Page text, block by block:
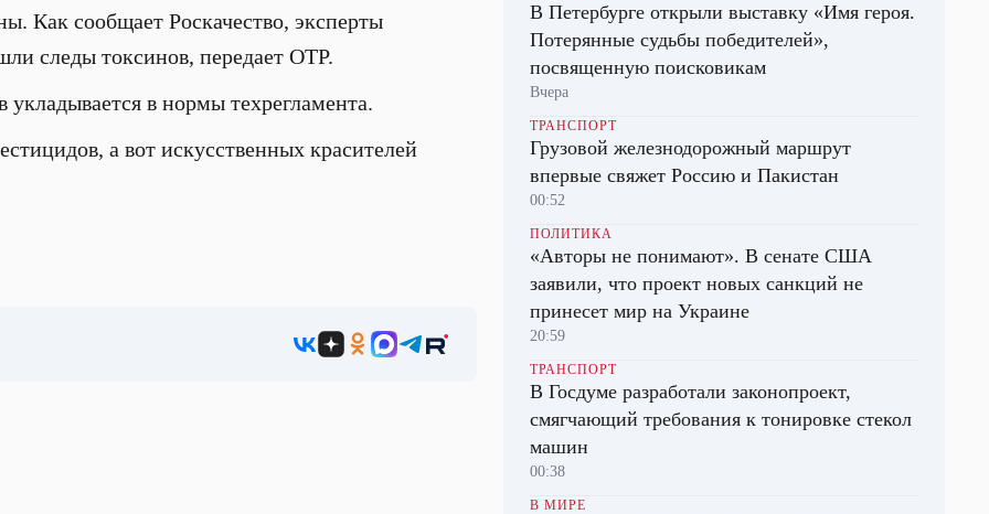
Как сообщает Роскачество, эксперты
следы токсинов, передает ОТР.
в нормы техрегламента.
а вот искусственных красителей
В Петербурге открыли выставку «Имя героя.
Потерянные судьбы победителей»,
посвященную поисковикам
Вчера
ТРАНСПОРТ
Грузовой железнодорожный маршрут
впервые свяжет Россию и Пакистан
00:52
ПОЛИТИКА
«Авторы не понимают». В сенате США
заявили, что проект новых санкций не
принесет мир на Украине
20:59
ТРАНСПОРТ
В Госдуме разработали законопроект,
смягчающий требования к тонировке стекол
машин
00:38
В МИРЕ